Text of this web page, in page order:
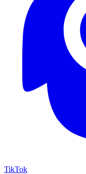
TikTok